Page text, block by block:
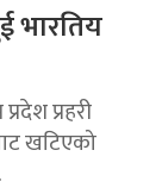
भारतिय
प्रहरी
खटिएको